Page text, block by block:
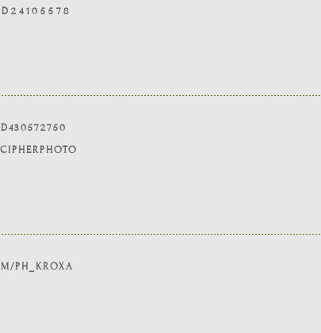
PH_KROXA